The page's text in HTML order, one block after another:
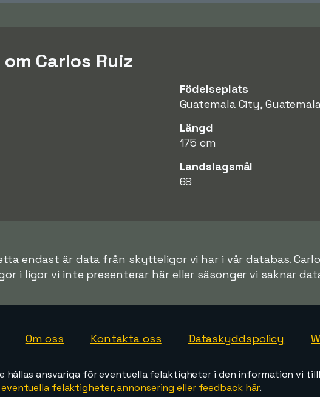
Carlos Ruiz
Födelseplats
Guatemala City,
Längd
175 cm
Landslagsmål
68
endast är data från skytteligor vi har i vår databas.
i ligor vi inte presenterar här eller säsonger vi saknar
Om oss Kontakta oss Dataskyddspolicy
hållas ansvariga för eventuella felaktigheter i den information vi
eventuella felaktigheter, annonsering eller feedback här.